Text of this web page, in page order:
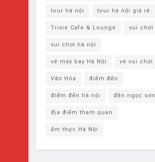
tour hà nội tour hà nội giá rẻ
Trixie Cafe & Lounge vui chơi
vui chơi hà nội
vé máy bay Hà Nội vé vui chơi
Văn Hóa điểm đến
điểm đến hà nội đền ngọc sơn
địa điểm tham quan
ẩm thực Hà Nội